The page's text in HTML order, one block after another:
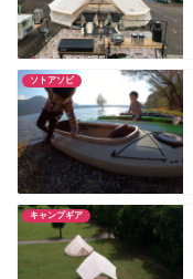
ソトアソビ
キャンプギア